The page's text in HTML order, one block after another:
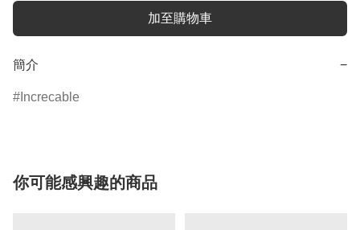
加至購物車
簡介 −
Increcable
你可能感興趣的商品